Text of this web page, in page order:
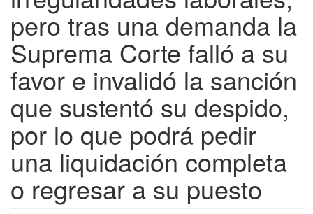
pero tras una demanda la
Suprema Corte falló a su
favor e invalidó la sanción
que sustentó su despido,
por lo que podrá pedir
una liquidación completa
o regresar a su puesto